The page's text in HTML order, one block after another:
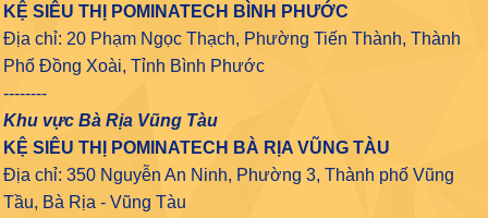
KỆ SIÊU THỊ POMINATECH BÌNH PHƯỚC
Địa chỉ: 20 Phạm Ngọc Thạch, Phường Tiến Thành, Thành
Phố Đồng Xoài, Tỉnh Bình Phước
--------
Khu vực Bà Rịa Vũng Tàu
KỆ SIÊU THỊ POMINATECH BÀ RỊA VŨNG TÀU
Địa chỉ: 350 Nguyễn An Ninh, Phường 3, Thành phố Vũng
Tầu, Bà Rịa - Vũng Tàu